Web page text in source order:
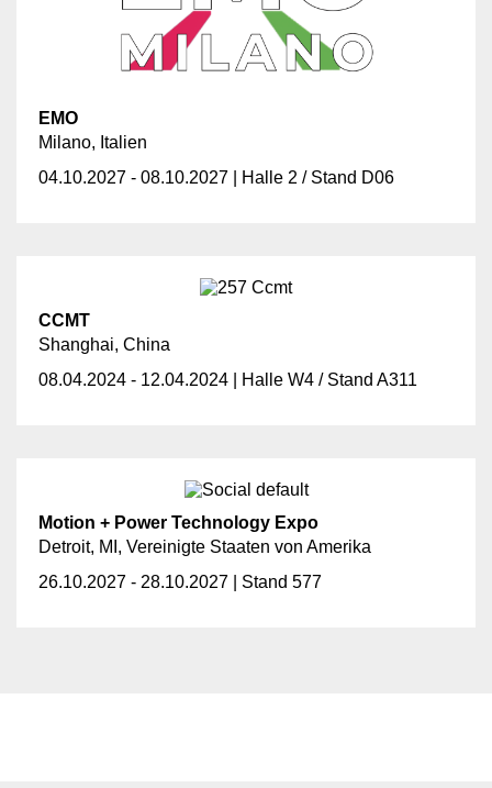
EMO
Milano, Italien
04.10.2027 - 08.10.2027 | Halle 2 / Stand D06
CCMT
Shanghai, China
08.04.2024 - 12.04.2024 | Halle W4 / Stand A311
Motion + Power Technology Expo
Detroit, MI, Vereinigte Staaten von Amerika
26.10.2027 - 28.10.2027 | Stand 577